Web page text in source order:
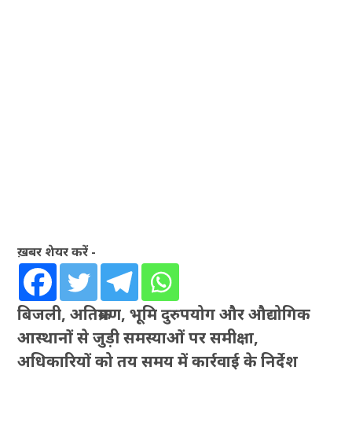
ख़बर शेयर करें -
बिजली, अतिक्रमण, भूमि दुरुपयोग और औद्योगिक
आस्थानों से जुड़ी समस्याओं पर समीक्षा,
अधिकारियों को तय समय में कार्रवाई के निर्देश